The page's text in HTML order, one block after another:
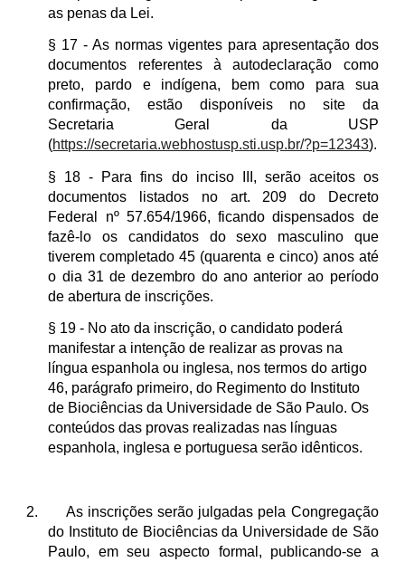
as penas da Lei.
§ 17 - As normas vigentes para apresentação dos
documentos referentes à autodeclaração como
preto, pardo e indígena, bem como para sua
confirmação, estão disponíveis no site da
Secretaria Geral da USP
(https://secretaria.webhostusp.sti.usp.br/?p=12343).
§ 18 - Para fins do inciso III, serão aceitos os
documentos listados no art. 209 do Decreto
Federal nº 57.654/1966, ficando dispensados de
fazê-lo os candidatos do sexo masculino que
tiverem completado 45 (quarenta e cinco) anos até
o dia 31 de dezembro do ano anterior ao período
de abertura de inscrições.
§ 19 - No ato da inscrição, o candidato poderá
manifestar a intenção de realizar as provas na
língua espanhola ou inglesa, nos termos do artigo
46, parágrafo primeiro, do Regimento do Instituto
de Biociências da Universidade de São Paulo. Os
conteúdos das provas realizadas nas línguas
espanhola, inglesa e portuguesa serão idênticos.
2. As inscrições serão julgadas pela Congregação
do Instituto de Biociências da Universidade de São
Paulo, em seu aspecto formal, publicando-se a